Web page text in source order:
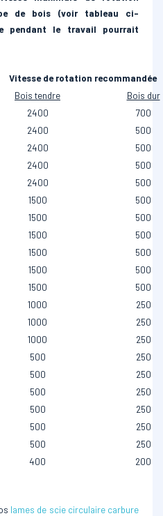
de bois (voir tableau ci-
pendant le travail pourrait
Vitesse de rotation recommandée
Bois tendre
Bois dur
2400
700
2400
500
2400
500
2400
500
2400
500
1500
500
1500
500
1500
500
1500
500
1500
500
1500
500
1000
250
1000
250
1000
250
500
250
500
250
500
250
500
250
500
250
500
250
400 200
lames de scie circulaire carbure